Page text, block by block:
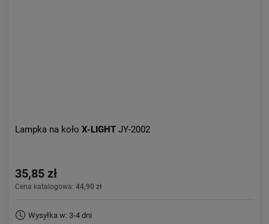
Lampka na koło X-LIGHT JY-2002
35,85 zł
Cena katalogowa: 44,90 zł
Wysyłka w: 3-4 dni